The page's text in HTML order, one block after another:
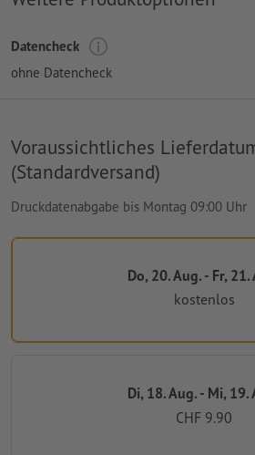
Datencheck
ohne Datencheck
Voraussichtliches
(Standardversand)
Druckdatenabgabe bis Montag 09:00 Uhr
Do, 20. Aug. - Fr, 21.
kostenlos
Di, 18. Aug. - Mi, 19.
CHF 9.90